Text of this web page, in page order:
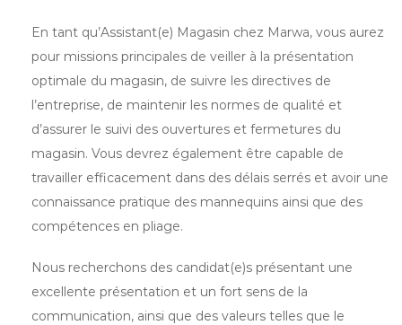
En tant qu’Assistant(e) Magasin chez Marwa, vous aurez
pour missions principales de veiller à la présentation
optimale du magasin, de suivre les directives de
l’entreprise, de maintenir les normes de qualité et
d’assurer le suivi des ouvertures et fermetures du
magasin. Vous devrez également être capable de
travailler efficacement dans des délais serrés et avoir une
connaissance pratique des mannequins ainsi que des
compétences en pliage.
Nous recherchons des candidat(e)s présentant une
excellente présentation et un fort sens de la
communication, ainsi que des valeurs telles que le